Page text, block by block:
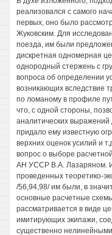
реализовался с самого
первых, оно было
Жуковским. Для
поезда, им были
дискретная одномерная
однородный стержень с
вопроса об определении
возникающих вследствие
по ломаному в профиле
что, с одной стороны,
аналитических выражений
придало ему известную
верхних оценок усилий и
вопрос о выборе
АН УССР В.А. Лазаряном.
проведенных теоретико-
/56,94,98/ им были, в
основные расчетные
рассматривается в виде
имитирующих экипажи,
существенно